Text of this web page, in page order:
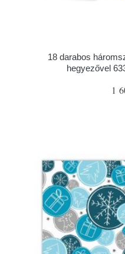
18 darabos
hegyezővel
1